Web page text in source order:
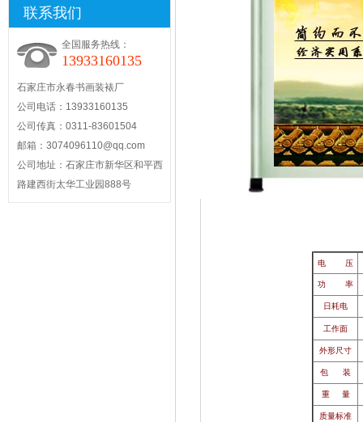
联系我们
全国服务热线：
13933160135
石家庄市永春书画装裱厂
公司电话：13933160135
公司传真：0311-83601504
邮箱：3074096110@qq.com
公司地址：石家庄市新华区和平西
路建西街太华工业园888号
电 压
功 率
日耗电
工作面
外形尺寸
包 装
重 量
质量标准